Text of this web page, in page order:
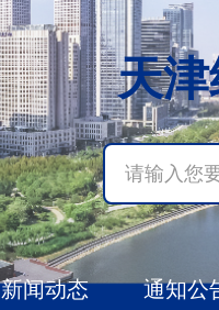
天
新闻动态 通知公